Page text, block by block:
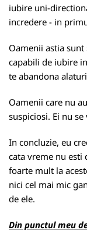
iubire uni-
incredere - in
Oamenii astia
capabili de iubire
te abandona
Oamenii care nu
suspiciosi. Ei nu
In concluzie, eu
cata vreme nu esti
foarte mult la
nici cel mai mic
de ele.
Din punctul meu